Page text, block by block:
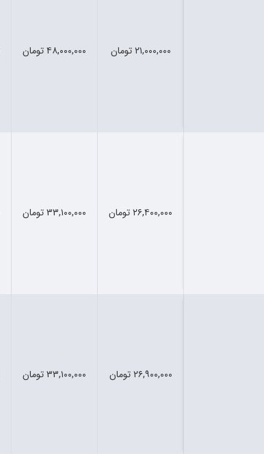
۲۱,۰۰۰,۰۰۰ تومان ۴۸,۰۰۰,۰۰۰ تومان
۲۶,۴۰۰,۰۰۰ تومان ۳۳,۱۰۰,۰۰۰ تومان
۲۶,۹۰۰,۰۰۰ تومان ۳۳,۱۰۰,۰۰۰ تومان